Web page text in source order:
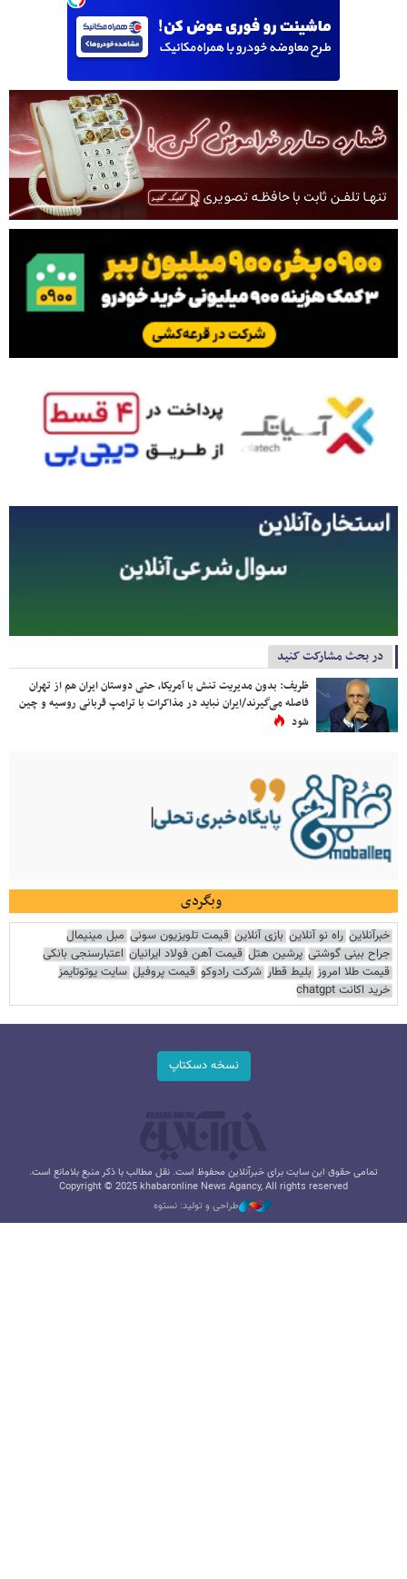
در بحث مشارکت کنید
ظریف: بدون مدیریت تنش با آمریکا، حتی دوستان ایران هم از تهران
فاصله می‌گیرند/ایران نباید در مذاکرات با ترامپ قربانی روسیه و چین
شود
وبگردی
خبرآنلاین راه نو آنلاین بازی آنلاین قیمت تلویزیون سونی مبل مینیمال
جراح بینی گوشتی پرشین هتل قیمت آهن فولاد ایرانیان اعتبارسنجی بانکی
قیمت طلا امروز بلیط قطار شرکت رادوکو قیمت پروفیل سایت یوتوتایمز
خرید اکانت chatgpt
نسخه دسکتاپ
تمامی حقوق این سایت برای خبرآنلاین محفوظ است. نقل مطالب با ذکر منبع بلامانع است.
Copyright © 2025 khabaronline News Agancy, All rights reserved
طراحی و تولید: نستوه